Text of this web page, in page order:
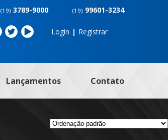
(19) 3789-9000 (19) 99601-3234
Login | Registrar
Lançamentos Contato